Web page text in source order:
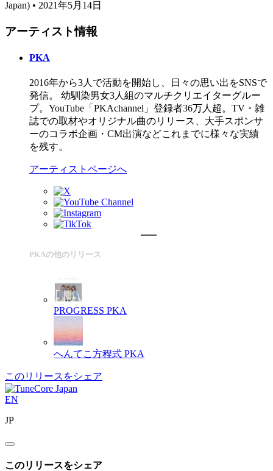
Japan) • 2021年5月14日
アーティスト情報
PKA
2016年から3人で活動を開始し、日々の思い出をSNSで
発信。 幼馴染男女3人組のマルチクリエイターグルー
プ。YouTube「PKAchannel」登録者36万人超。TV・雑
誌での取材やオリジナル曲のリリース、大手スポンサ
ーのコラボ企画・CM出演などこれまでに様々な実績
を残す。
アーティストページへ
PKAの他のリリース
PROGRESS PKA
へんてこ方程式 PKA
このリリースをシェア
EN
JP
このリリースをシェア